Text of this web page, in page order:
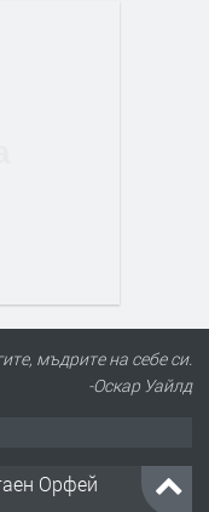
мъдрите на себе си.
-Оскар Уайлд
Орфей